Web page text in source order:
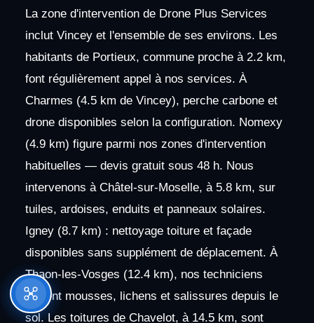
La zone d'intervention de Drone Plus Services
inclut Vincey et l'ensemble de ses environs. Les
habitants de Portieux, commune proche à 2.2 km,
font régulièrement appel à nos services. À
Charmes (4.5 km de Vincey), perche carbone et
drone disponibles selon la configuration. Nomexy
(4.9 km) figure parmi nos zones d'intervention
habituelles — devis gratuit sous 48 h. Nous
intervenons à Châtel-sur-Moselle, à 5.8 km, sur
tuiles, ardoises, enduits et panneaux solaires.
Igney (8.7 km) : nettoyage toiture et façade
disponibles sans supplément de déplacement. À
Thaon-les-Vosges (12.4 km), nos techniciens
traitent mousses, lichens et salissures depuis le
sol. Les toitures de Chavelot, à 14.5 km, sont